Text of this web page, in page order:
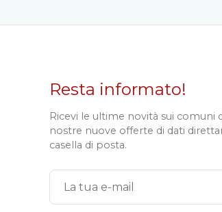
Resta informato!
Ricevi le ultime novità sui comuni
nostre nuove offerte di dati
casella di posta.